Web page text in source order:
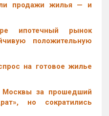
продажи жилья — и
ипотечный рынок
положительную
на готовое жилье
Москвы за прошедший
но сократились